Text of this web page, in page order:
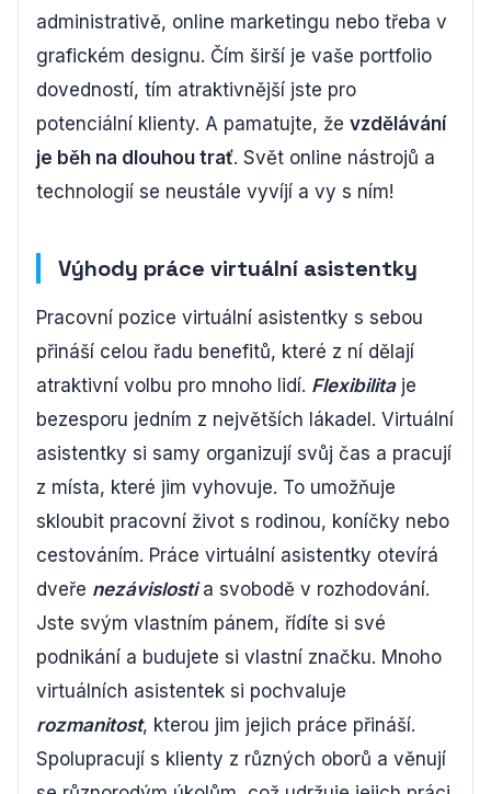
administrativě, online marketingu nebo třeba v
grafickém designu. Čím širší je vaše portfolio
dovedností, tím atraktivnější jste pro
potenciální klienty. A pamatujte, že vzdělávání
je běh na dlouhou trať. Svět online nástrojů a
technologií se neustále vyvíjí a vy s ním!
Výhody práce virtuální asistentky
Pracovní pozice virtuální asistentky s sebou
přináší celou řadu benefitů, které z ní dělají
atraktivní volbu pro mnoho lidí. Flexibilitaje
bezesporu jedním z největších lákadel. Virtuální
asistentky si samy organizují svůj čas a pracují
z místa, které jim vyhovuje. To umožňuje
skloubit pracovní život s rodinou, koníčky nebo
cestováním. Práce virtuální asistentky otevírá
dveře nezávislostia svobodě v rozhodování.
Jste svým vlastním pánem, řídíte si své
podnikání a budujete si vlastní značku. Mnoho
virtuálních asistentek si pochvaluje
rozmanitost, kterou jim jejich práce přináší.
Spolupracují s klienty z různých oborů a věnují